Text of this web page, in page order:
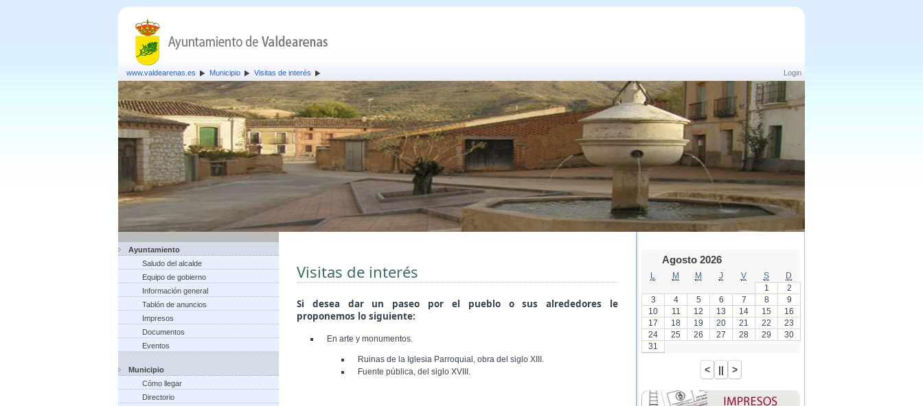
Login
www.valdearenas.es Municipio Visitas de interés
Ayuntamiento
Saludo del alcalde
Equipo de gobierno
Información general
Tablón de anuncios
Impresos
Documentos
Eventos
Municipio
Cómo llegar
Directorio
Visitas de interés
Si desea dar un paseo por el pueblo o sus alrededores le
proponemos lo siguiente:
En arte y monumentos.
Ruinas de la Iglesia Parroquial, obra del siglo XIII.
Fuente pública, del siglo XVIII.
Agosto 2026
M M J V S
D
1
2
3
4 5 6 7 8
9
10
11 12 13 14 15
16
17
18 19 20 21 22
23
24
25 26 27 28 29
30
31